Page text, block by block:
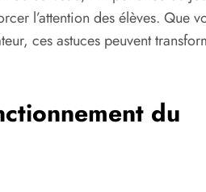
l’attention des élèves. Que
ces astuces peuvent
du